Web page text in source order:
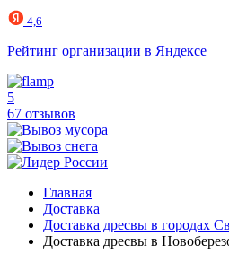
4,6
Рейтинг организации в Яндексе
5
67 отзывов
Главная
Доставка
Доставка дресвы в городах
Доставка дресвы в